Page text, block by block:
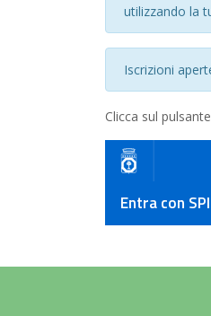
utilizzando la
Iscrizioni
Clicca sul
Entra con